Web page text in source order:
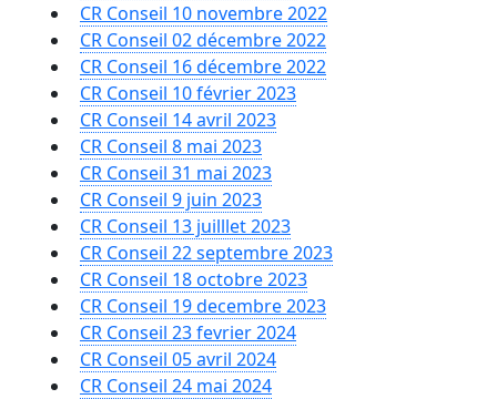
CR Conseil 10 novembre 2022
CR Conseil 02 décembre 2022
CR Conseil 16 décembre 2022
CR Conseil 10 février 2023
CR Conseil 14 avril 2023
CR Conseil 8 mai 2023
CR Conseil 31 mai 2023
CR Conseil 9 juin 2023
CR Conseil 13 juilllet 2023
CR Conseil 22 septembre 2023
CR Conseil 18 octobre 2023
CR Conseil 19 decembre 2023
CR Conseil 23 fevrier 2024
CR Conseil 05 avril 2024
CR Conseil 24 mai 2024